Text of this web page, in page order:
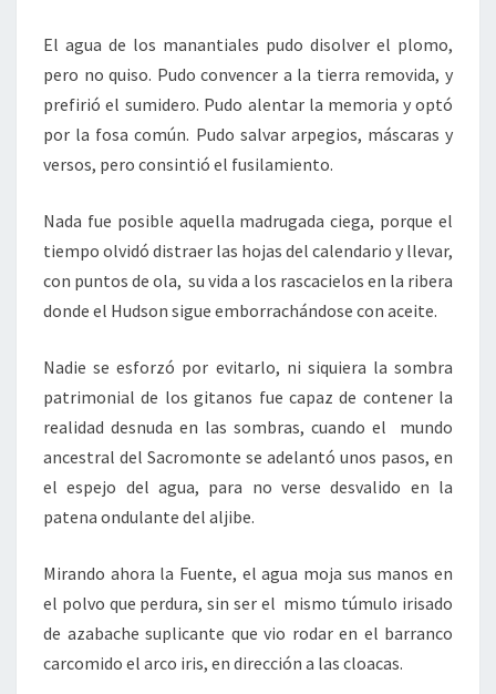
El agua de los manantiales pudo disolver el plomo,
pero no quiso. Pudo convencer a la tierra removida, y
prefirió el sumidero. Pudo alentar la memoria y optó
por la fosa común. Pudo salvar arpegios, máscaras y
versos, pero consintió el fusilamiento.
Nada fue posible aquella madrugada ciega, porque el
tiempo olvidó distraer las hojas del calendario y llevar,
con puntos de ola, su vida a los rascacielos en la ribera
donde el Hudson sigue emborrachándose con aceite.
Nadie se esforzó por evitarlo, ni siquiera la sombra
patrimonial de los gitanos fue capaz de contener la
realidad desnuda en las sombras, cuando el mundo
ancestral del Sacromonte se adelantó unos pasos, en
el espejo del agua, para no verse desvalido en la
patena ondulante del aljibe.
Mirando ahora la Fuente, el agua moja sus manos en
el polvo que perdura, sin ser el mismo túmulo irisado
de azabache suplicante que vio rodar en el barranco
carcomido el arco iris, en dirección a las cloacas.